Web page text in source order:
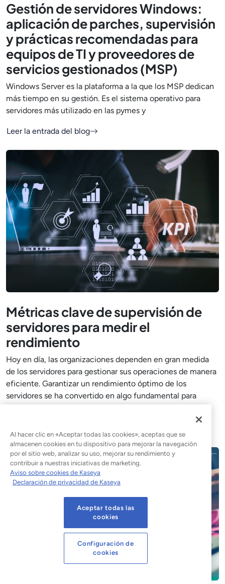
Gestión de servidores Windows:
aplicación de parches, supervisión
y prácticas recomendadas para
equipos de TI y proveedores de
servicios gestionados (MSP)
Windows Server es la plataforma a la que los MSP dedican
más tiempo en su gestión. Es el sistema operativo para
servidores más utilizado en las pymes y
Leer la entrada del blog
Métricas clave de supervisión de
servidores para medir el
rendimiento
Hoy en día, las organizaciones dependen en gran medida
de los servidores para gestionar sus operaciones de manera
eficiente. Garantizar un rendimiento óptimo de los
servidores se ha convertido en algo fundamental para
mantener
Al hacer clic en «Aceptar todas las cookies», aceptas que se
almacenen cookies en tu dispositivo para mejorar la navegación
por el sitio web, analizar su uso, mejorar su rendimiento y
contribuir a nuestras iniciativas de marketing.
Aviso sobre cookies de Kaseya
Declaración de privacidad de Kaseya
Aceptar todas las
cookies
Configuración de
cookies